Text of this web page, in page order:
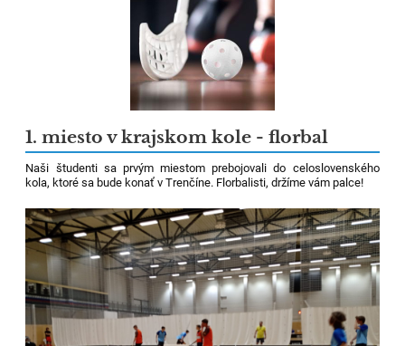
1. miesto v krajskom kole - florbal
Naši študenti sa prvým miestom prebojovali do celoslovenského
kola, ktoré sa bude konať v Trenčíne. Florbalisti, držíme vám palce!